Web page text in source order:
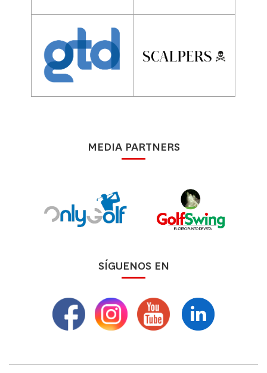
MEDIA PARTNERS
SÍGUENOS EN